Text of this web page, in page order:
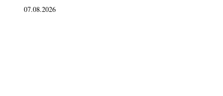
07.08.2026